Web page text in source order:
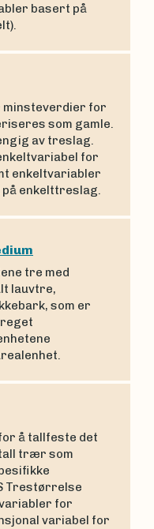
basert på
for
som gamle.
av treslag.
for
enkeltvariabler
enkelttreslag.
tre med
lauvtre,
som er
å tallfeste det
trær som
Trestørrelse
for
variabel for